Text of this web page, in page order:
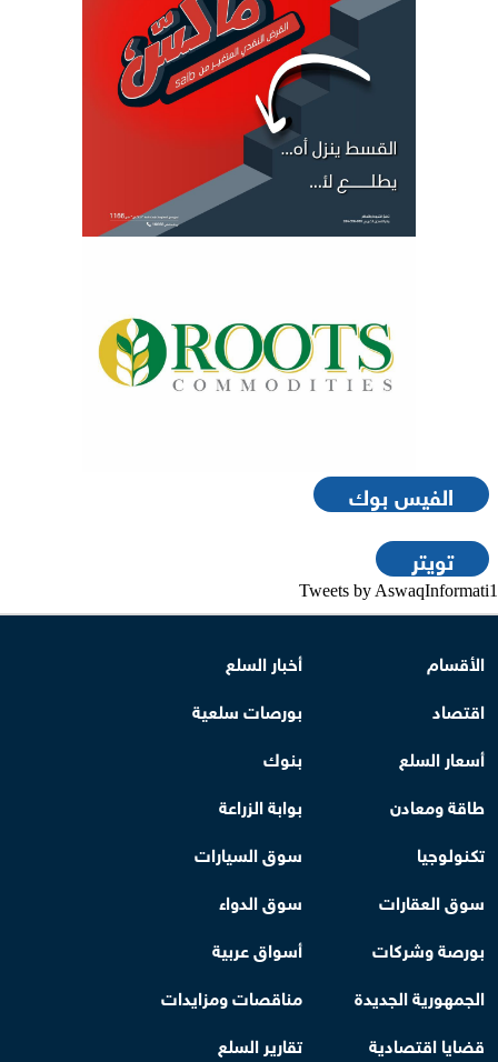
الفيس بوك
تويتر
Tweets by AswaqInformati1
الأقسام
أخبار السلع
اقتصاد
بورصات سلعية
أسعار السلع
بنوك
طاقة ومعادن
بوابة الزراعة
تكنولوجيا
سوق السيارات
سوق العقارات
سوق الدواء
بورصة وشركات
أسواق عربية
الجمهورية الجديدة
مناقصات ومزايدات
قضايا اقتصادية
تقارير السلع